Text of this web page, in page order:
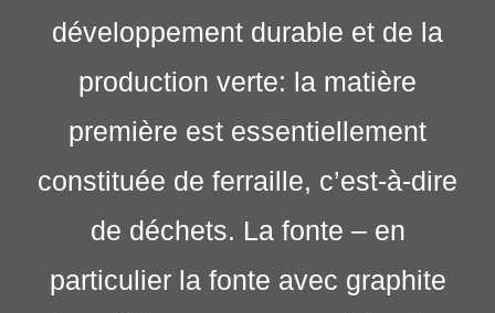
développement durable et de la
production verte: la matière
première est essentiellement
constituée de ferraille, c’est-à-dire
de déchets. La fonte – en
particulier la fonte avec graphite